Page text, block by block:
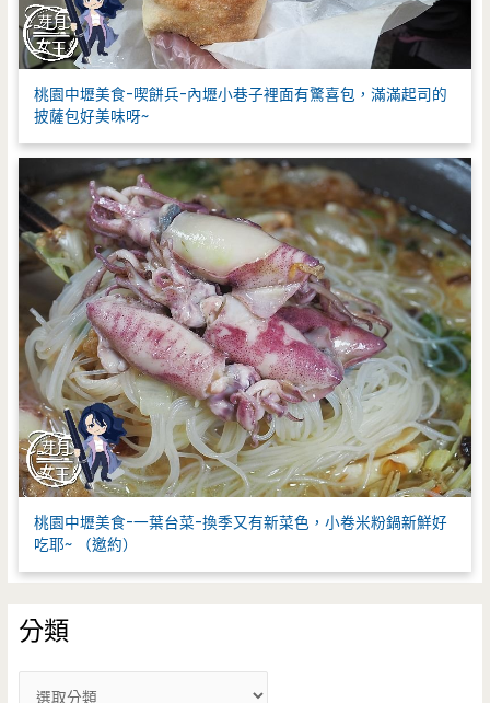
桃園中壢美食-喫餅兵-內壢小巷子裡面有驚喜包，滿滿起司的
披薩包好美味呀~
桃園中壢美食-一葉台菜-換季又有新菜色，小卷米粉鍋新鮮好
吃耶~ （邀約）
分類